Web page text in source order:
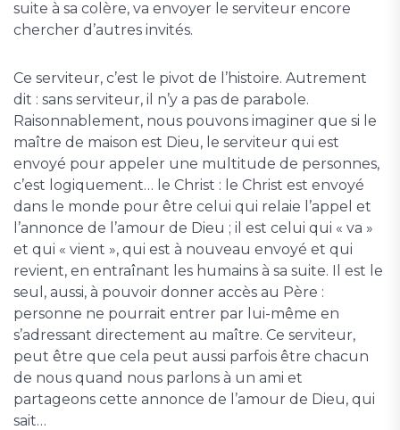
suite à sa colère, va envoyer le serviteur encore
chercher d’autres invités.
Ce serviteur, c’est le pivot de l’histoire. Autrement
dit : sans serviteur, il n’y a pas de parabole.
Raisonnablement, nous pouvons imaginer que si le
maître de maison est Dieu, le serviteur qui est
envoyé pour appeler une multitude de personnes,
c’est logiquement… le Christ : le Christ est envoyé
dans le monde pour être celui qui relaie l’appel et
l’annonce de l’amour de Dieu ; il est celui qui « va »
et qui « vient », qui est à nouveau envoyé et qui
revient, en entraînant les humains à sa suite. Il est le
seul, aussi, à pouvoir donner accès au Père :
personne ne pourrait entrer par lui-même en
s’adressant directement au maître. Ce serviteur,
peut être que cela peut aussi parfois être chacun
de nous quand nous parlons à un ami et
partageons cette annonce de l’amour de Dieu, qui
sait…